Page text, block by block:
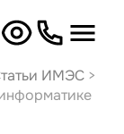
Версия
для слабовидящих
ИМЭС>